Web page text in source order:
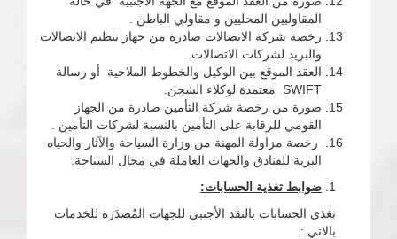
المقاوليين المحليين و مقاولي الباطن .
رخصة شركة الاتصالات صادرة من جهاز تنظيم الاتصالات
والبريد لشركات الاتصالات.
العقد الموقع بين الوكيل والخطوط الملاحية أو رسالة
SWIFT معتمدة لوكلاء الشحن.
صورة من رخصة شركة التأمين صادرة من الجهاز
القومي للرقابة على التأمين بالنسبة لشركات التأمين .
رخصة مزاولة المهنة من وزارة السياحة والآثار والحياه
البرية للفنادق والجهات العاملة في مجال السياحة.
ضوابط تغذية الحسابات:
تغذى الحسابات بالنقد الأجنبي للجهات المُصدَرة للخدمات
بالاتي :